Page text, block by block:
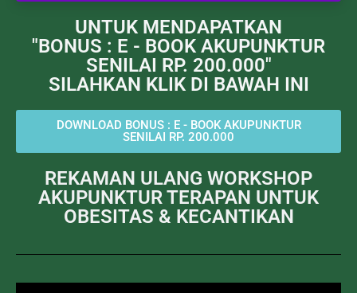
UNTUK MENDAPATKAN
"BONUS : E - BOOK AKUPUNKTUR
SENILAI RP. 200.000"
SILAHKAN KLIK DI BAWAH INI
DOWNLOAD BONUS : E - BOOK AKUPUNKTUR
SENILAI RP. 200.000
REKAMAN ULANG WORKSHOP
AKUPUNKTUR TERAPAN UNTUK
OBESITAS & KECANTIKAN